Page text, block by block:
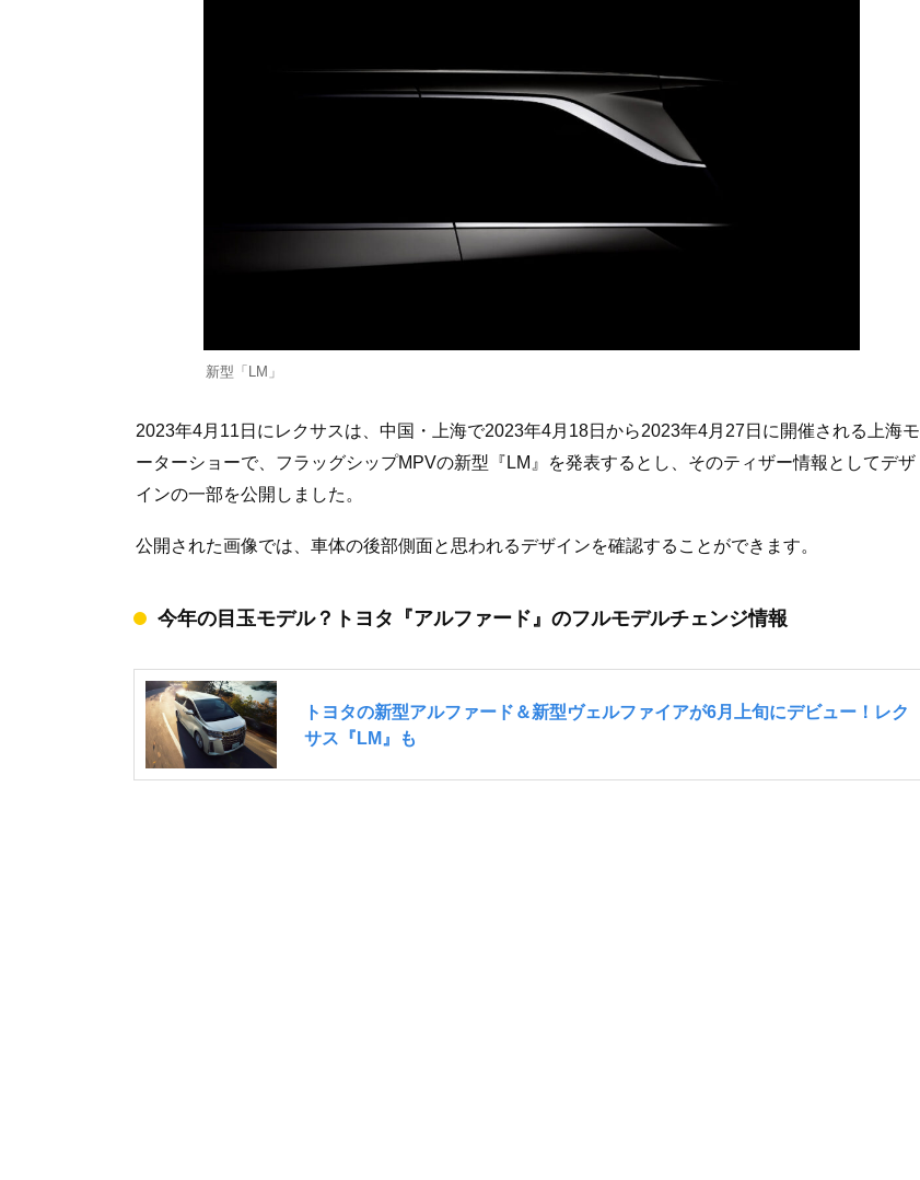
新型「LM」
2023年4月11日にレクサスは、中国・上海で2023年4月18日から2023年4月27日に開催される上海モ
ーターショーで、フラッグシップMPVの新型『LM』を発表するとし、そのティザー情報としてデザ
インの一部を公開しました。
公開された画像では、車体の後部側面と思われるデザインを確認することができます。
今年の目玉モデル？トヨタ『アルファード』のフルモデルチェンジ情報